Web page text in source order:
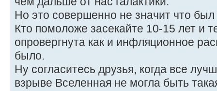
Но это совершенно не значит что был
Кто помоложе засекайте 10-15 лет и
опровергнута как и инфляционное
было.
Ну согласитесь друзья, когда все
взрыве Вселенная не могла быть